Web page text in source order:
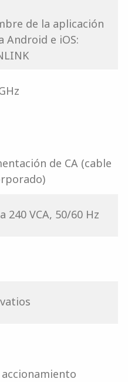
de la aplicación
Android e iOS:
de CA (cable
240 VCA, 50/60 Hz
accionamiento